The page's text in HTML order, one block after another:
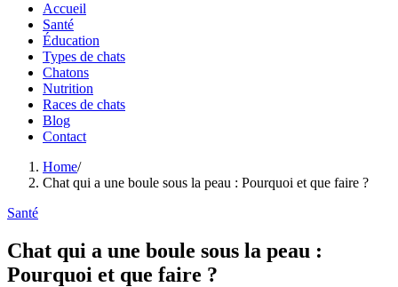
Accueil
Santé
Éducation
Types de chats
Chatons
Nutrition
Races de chats
Blog
Contact
Home/
Chat qui a une boule sous la peau : Pourquoi et que faire ?
Santé
Chat qui a une boule sous la peau :
Pourquoi et que faire ?